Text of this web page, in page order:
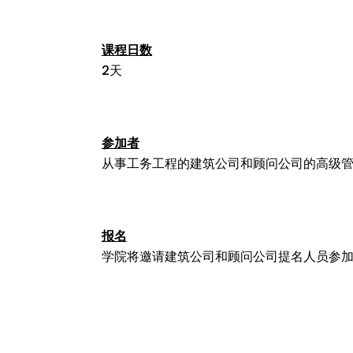
课程日数
2天
参加者
从事工务工程的建筑公司和顾问公司的高级
报名
学院将邀请建筑公司和顾问公司提名人员参加